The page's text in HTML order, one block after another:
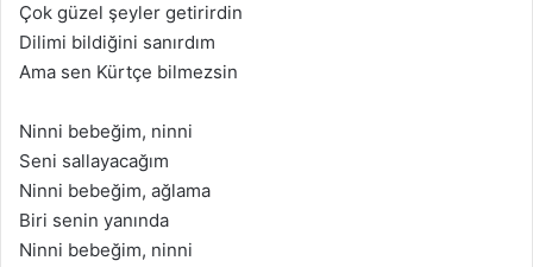
Çok güzel şeyler getirirdin
Dilimi bildiğini sanırdım
Ama sen Kürtçe bilmezsin
Ninni bebeğim, ninni
Seni sallayacağım
Ninni bebeğim, ağlama
Biri senin yanında
Ninni bebeğim, ninni